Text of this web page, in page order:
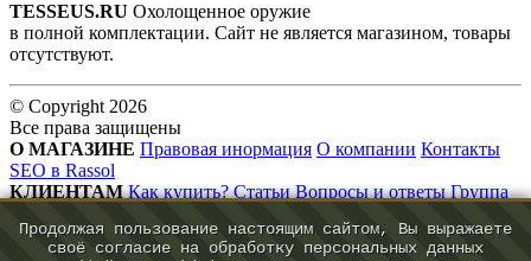
TESSEUS.RU Охолощенное оружие
в полной комплектации. Сайт не является магазином, товары
отсутствуют.
© Copyright 2026
Все права защищены
О МАГАЗИНЕ Правовая инормация О компании Контакты
SEO в Rassol
КЛИЕНТАМ Как купить? Статьи Вопросы и ответы Группа
КОНТАКТЫ
info@tesseus.ru
Продолжая пользование настоящим сайтом, Вы выражаете
своё согласие на обработку персональных данных